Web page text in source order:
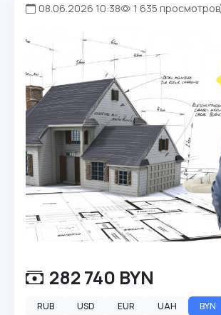
08.06.2026 10:38 1 635 просмотров
282 740 BYN
RUB USD EUR UAH BYN